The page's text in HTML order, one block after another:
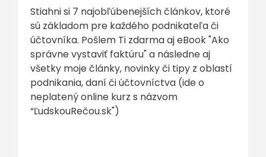
Stiahni si 7 najobľúbenejších článkov, ktoré
sú základom pre každého podnikateľa či
účtovníka. Pošlem Ti zdarma aj eBook "Ako
správne vystaviť faktúru" a následne aj
všetky moje články, novinky či tipy z oblastí
podnikania, daní či účtovníctva (ide o
neplatený online kurz s názvom
“ĽudskouRečou.sk")